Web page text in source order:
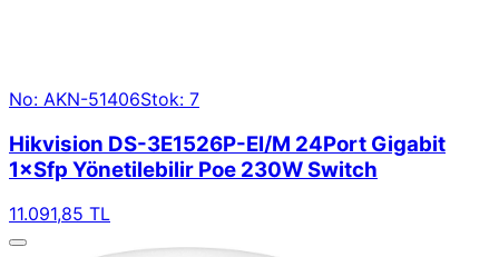
No: AKN-51406Stok: 7
Hikvision DS-3E1526P-EI/M 24Port Gigabit
1×Sfp Yönetilebilir Poe 230W Switch
11.091,85 TL